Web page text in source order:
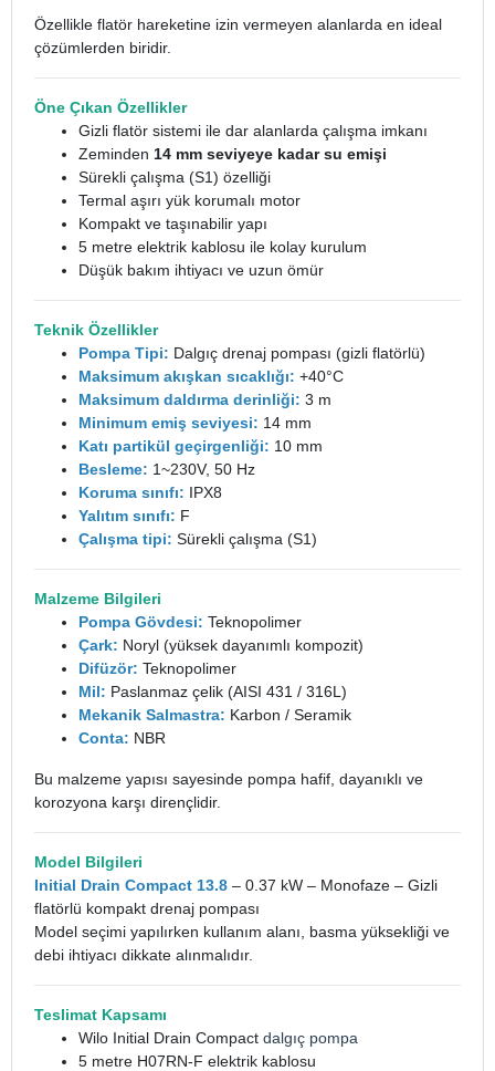
Özellikle flatör hareketine izin vermeyen alanlarda en ideal
çözümlerden biridir.
Öne Çıkan Özellikler
Gizli flatör sistemi ile dar alanlarda çalışma imkanı
Zeminden 14 mm seviyeye kadar su emişi
Sürekli çalışma (S1) özelliği
Termal aşırı yük korumalı motor
Kompakt ve taşınabilir yapı
5 metre elektrik kablosu ile kolay kurulum
Düşük bakım ihtiyacı ve uzun ömür
Teknik Özellikler
Pompa Tipi: Dalgıç drenaj pompası (gizli flatörlü)
Maksimum akışkan sıcaklığı: +40°C
Maksimum daldırma derinliği: 3 m
Minimum emiş seviyesi: 14 mm
Katı partikül geçirgenliği: 10 mm
Besleme: 1~230V, 50 Hz
Koruma sınıfı: IPX8
Yalıtım sınıfı: F
Çalışma tipi: Sürekli çalışma (S1)
Malzeme Bilgileri
Pompa Gövdesi: Teknopolimer
Çark: Noryl (yüksek dayanımlı kompozit)
Difüzör: Teknopolimer
Mil: Paslanmaz çelik (AISI 431 / 316L)
Mekanik Salmastra: Karbon / Seramik
Conta: NBR
Bu malzeme yapısı sayesinde pompa hafif, dayanıklı ve
korozyona karşı dirençlidir.
Model Bilgileri
Initial Drain Compact 13.8 – 0.37 kW – Monofaze – Gizli
flatörlü kompakt drenaj pompası
Model seçimi yapılırken kullanım alanı, basma yüksekliği ve
debi ihtiyacı dikkate alınmalıdır.
Teslimat Kapsamı
Wilo Initial Drain Compact dalgıç pompa
5 metre H07RN-F elektrik kablosu